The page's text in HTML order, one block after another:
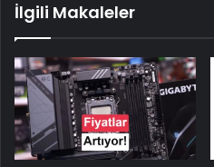
İlgili Makaleler